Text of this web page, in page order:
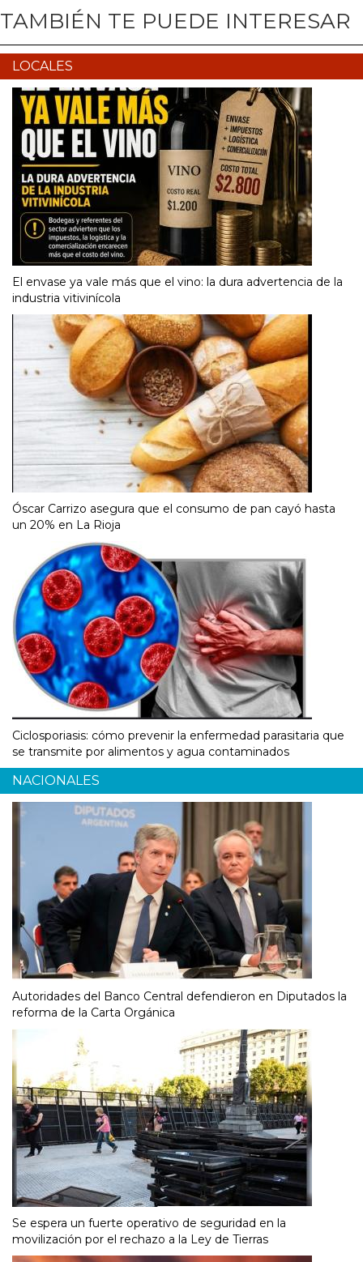
TAMBIÉN TE PUEDE INTERESAR
LOCALES
El envase ya vale más que el vino: la dura advertencia de la
industria vitivinícola
Óscar Carrizo asegura que el consumo de pan cayó hasta
un 20% en La Rioja
Ciclosporiasis: cómo prevenir la enfermedad parasitaria que
se transmite por alimentos y agua contaminados
NACIONALES
Autoridades del Banco Central defendieron en Diputados la
reforma de la Carta Orgánica
Se espera un fuerte operativo de seguridad en la
movilización por el rechazo a la Ley de Tierras